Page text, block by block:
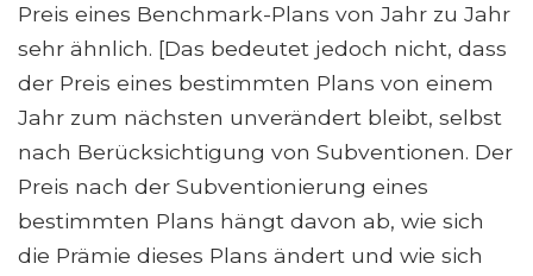
Preis eines Benchmark-Plans von Jahr zu Jahr
sehr ähnlich. [Das bedeutet jedoch nicht, dass
der Preis eines bestimmten Plans von einem
Jahr zum nächsten unverändert bleibt, selbst
nach Berücksichtigung von Subventionen. Der
Preis nach der Subventionierung eines
bestimmten Plans hängt davon ab, wie sich
die Prämie dieses Plans ändert und wie sich